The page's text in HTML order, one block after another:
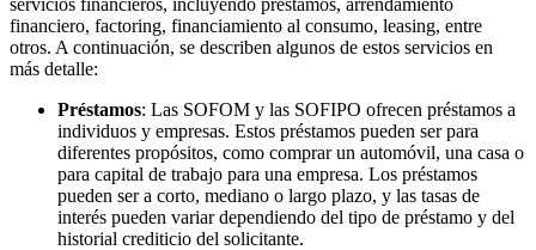
financiero, factoring, financiamiento al consumo, leasing, entre
otros. A continuación, se describen algunos de estos servicios en
más detalle:
Préstamos: Las SOFOM y las SOFIPO ofrecen préstamos a
individuos y empresas. Estos préstamos pueden ser para
diferentes propósitos, como comprar un automóvil, una casa o
para capital de trabajo para una empresa. Los préstamos
pueden ser a corto, mediano o largo plazo, y las tasas de
interés pueden variar dependiendo del tipo de préstamo y del
historial crediticio del solicitante.